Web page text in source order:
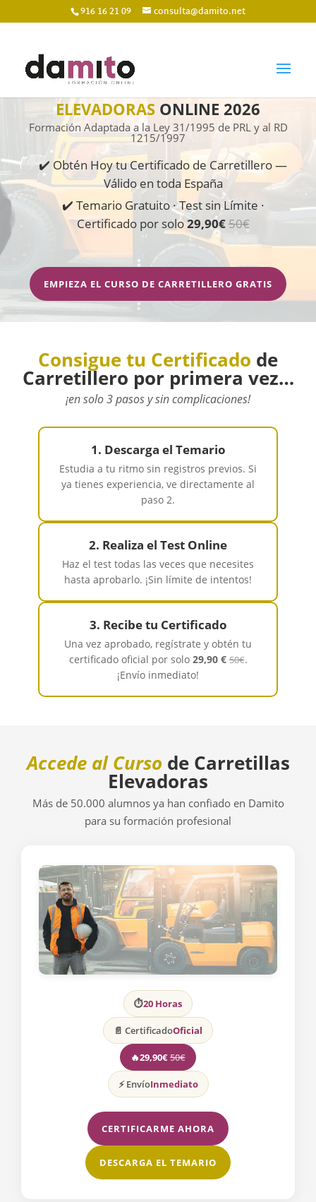
916 16 21 09 consulta@damito.net
CURSO DE CARRETILLAS
ELEVADORAS ONLINE 2026
Formación Adaptada a la Ley 31/1995 de PRL y al RD
1215/1997
✔️ Obtén Hoy tu Certificado de Carretillero —
Válido en toda España
✔️ Temario Gratuito · Test sin Límite ·
Certificado por solo29,90€50€
EMPIEZA EL CURSO DE CARRETILLERO GRATIS
Consigue tu Certificado de
Carretillero por primera vez…
¡en solo 3 pasos y sin complicaciones!
1. Descarga el Temario
Estudia a tu ritmo sin registros previos. Si
ya tienes experiencia, ve directamente al
paso 2.
2. Realiza el Test Online
Haz el test todas las veces que necesites
hasta aprobarlo. ¡Sin límite de intentos!
3. Recibe tu Certificado
Una vez aprobado, regístrate y obtén tu
certificado oficial por solo 29,90 € 50€.
¡Envío inmediato!
Accede al Curso de Carretillas
Elevadoras
Más de 50.000 alumnos ya han confiado en Damito
para su formación profesional
⏱20 Horas
📄 CertificadoOficial
🔥29,90€ 50€
⚡ EnvíoInmediato
CERTIFICARME AHORA
DESCARGA EL TEMARIO